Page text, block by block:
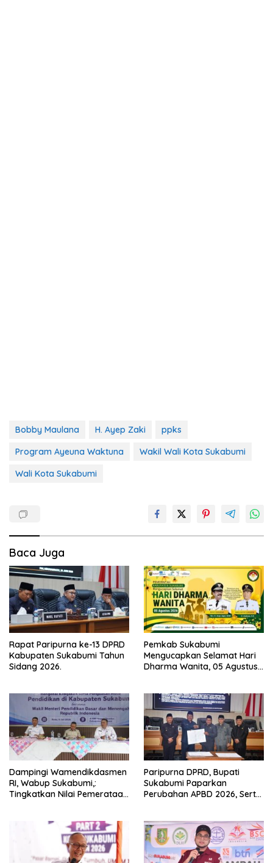
Bobby Maulana H. Ayep Zaki
ppks
Program Ayeuna Waktuna
Wakil Wali Kota Sukabumi
Wali Kota Sukabumi
Baca Juga
Rapat Paripurna ke-13 DPRD
Kabupaten Sukabumi Tahun
Sidang 2026.
Pemkab Sukabumi
Mengucapkan Selamat Hari
Dharma Wanita, 05 Agustus
Dampingi Wamendikdasmen
RI, Wabup Sukabumi,:
Tingkatkan Nilai Pemerataan
Paripurna DPRD, Bupati
Sukabumi Paparkan
Perubahan APBD 2026, Serta